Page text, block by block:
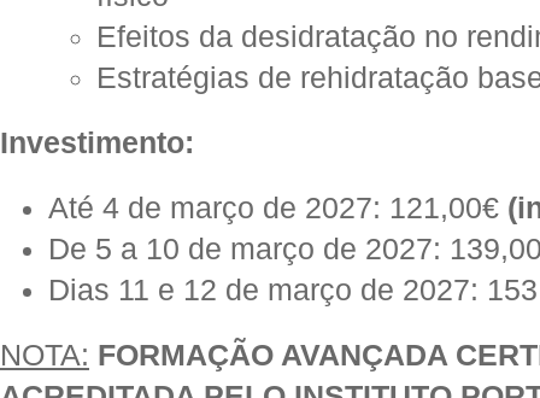
Efeitos da desidratação no
Estratégias de rehidratação
Investimento:
Até 4 de março de 2027: 121,00€
De 5 a 10 de março de 2027:
Dias 11 e 12 de março de 2027:
NOTA: FORMAÇÃO AVANÇADA